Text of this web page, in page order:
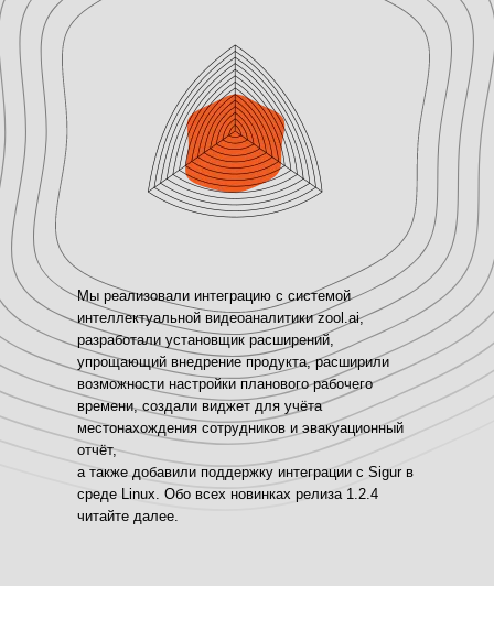
Мы реализовали интеграцию с системой
интеллектуальной видеоаналитики zool.ai,
разработали установщик расширений,
упрощающий внедрение продукта, расширили
возможности настройки планового рабочего
времени, создали виджет для учёта
местонахождения сотрудников и эвакуационный
отчёт,
а также добавили поддержку интеграции с Sigur в
среде Linux. Обо всех новинках релиза 1.2.4
читайте далее.